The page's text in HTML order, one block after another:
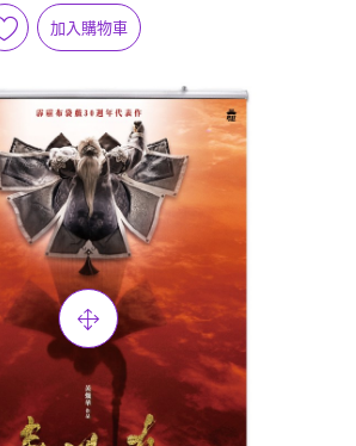
加入購物車